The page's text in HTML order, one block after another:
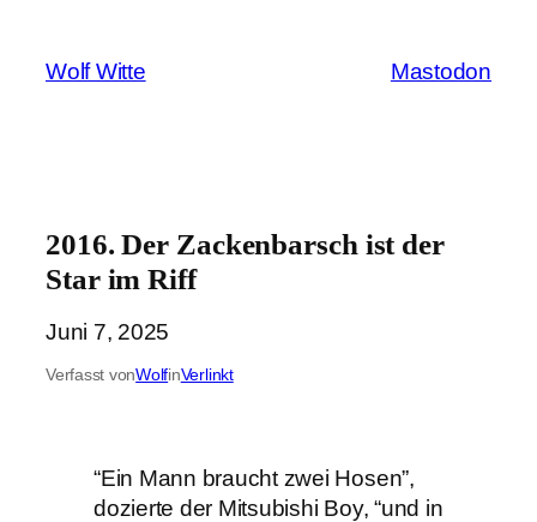
springen
Wolf Witte Mastodon
2016. Der Zackenbarsch ist der
Star im Riff
Juni 7, 2025
Verfasst vonWolfinVerlinkt
“Ein Mann braucht zwei Hosen”,
dozierte der Mitsubishi Boy, “und in